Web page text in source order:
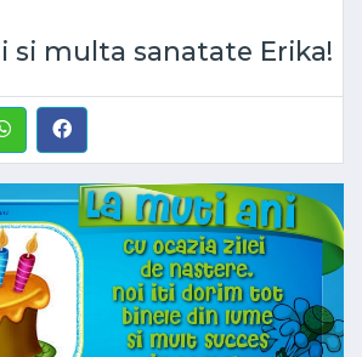
si multa sanatate Erika!